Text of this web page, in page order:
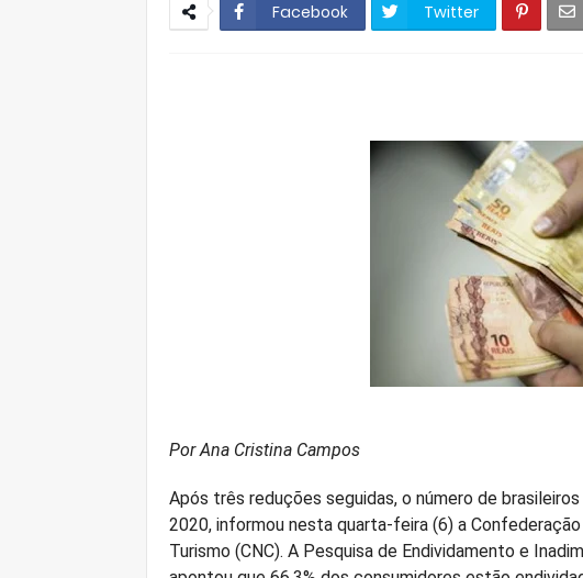
Facebook Twitter
Por Ana Cristina Campos
Após três reduções seguidas, o número de
2020, informou nesta quarta-feira (6) a
Turismo (CNC). A Pesquisa de Endividamento e